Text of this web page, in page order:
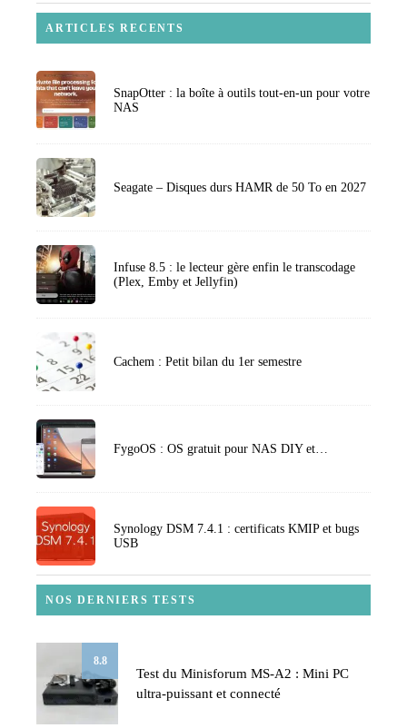
ARTICLES RECENTS
SnapOtter : la boîte à outils tout-en-un pour votre
NAS
Seagate – Disques durs HAMR de 50 To en 2027
Infuse 8.5 : le lecteur gère enfin le transcodage
(Plex, Emby et Jellyfin)
Cachem : Petit bilan du 1er semestre
FygoOS : OS gratuit pour NAS DIY et…
Synology DSM 7.4.1 : certificats KMIP et bugs
USB
NOS DERNIERS TESTS
8.8
Test du Minisforum MS-A2 : Mini PC
ultra-puissant et connecté